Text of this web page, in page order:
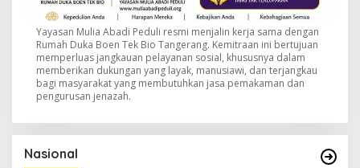
Yayasan Mulia Abadi Peduli resmi menjalin kerja sama dengan
Rumah Duka Boen Tek Bio Tangerang. Kemitraan ini bertujuan
memperluas jangkauan pelayanan sosial, khususnya dalam
memberikan dukungan yang layak, manusiawi, dan terjangkau
bagi masyarakat yang membutuhkan jasa pemakaman dan
pengurusan jenazah.
Nasional